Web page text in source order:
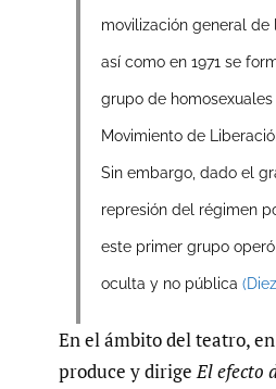
movilización general de
así como en 1971 se
grupo de homosexuales
Movimiento de
Sin embargo, dado el
represión del régimen
este primer grupo
oculta y no pública
En el ámbito del teatro,
produce y dirigeEl efecto